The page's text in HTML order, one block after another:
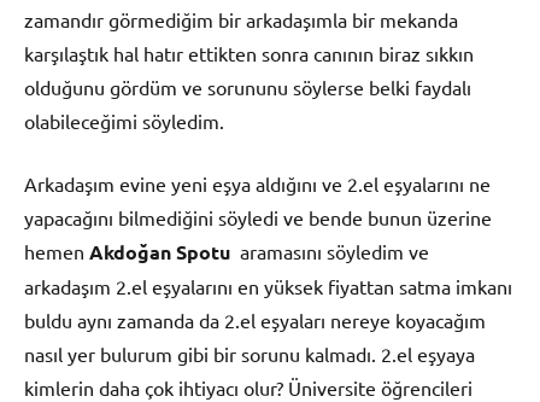
zamandır görmediğim bir arkadaşımla bir mekanda
karşılaştık hal hatır ettikten sonra canının biraz sıkkın
olduğunu gördüm ve sorununu söylerse belki faydalı
olabileceğimi söyledim.
Arkadaşım evine yeni eşya aldığını ve 2.el eşyalarını ne
yapacağını bilmediğini söyledi ve bende bunun üzerine
hemen Akdoğan Spotu aramasını söyledim ve
arkadaşım 2.el eşyalarını en yüksek fiyattan satma imkanı
buldu aynı zamanda da 2.el eşyaları nereye koyacağım
nasıl yer bulurum gibi bir sorunu kalmadı. 2.el eşyaya
kimlerin daha çok ihtiyacı olur? Üniversite öğrencileri